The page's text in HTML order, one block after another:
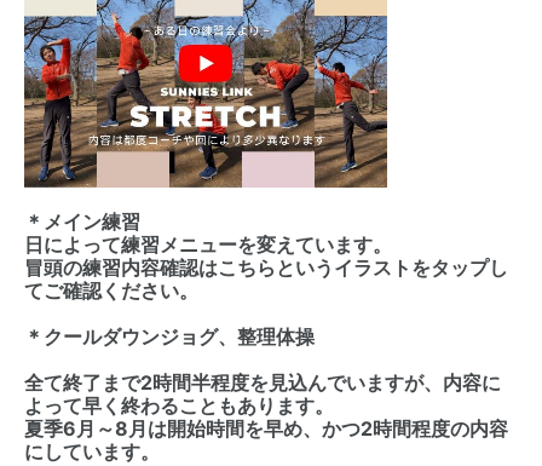
＊メイン練習
日によって練習メニューを変えています。
冒頭の練習内容確認はこちらというイラストをタップし
てご確認ください。
＊クールダウンジョグ、整理体操
全て終了まで2時間半程度を見込んでいますが、内容に
よって早く終わることもあります。
夏季6月～8月は開始時間を早め、かつ2時間程度の内容
にしています。